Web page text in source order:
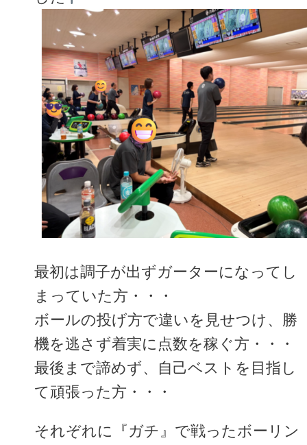
最初は調子が出ずガーターになってし
まっていた方・・・
ボールの投げ方で違いを見せつけ、勝
機を逃さず着実に点数を稼ぐ方・・・
最後まで諦めず、自己ベストを目指し
て頑張った方・・・
それぞれに『ガチ』で戦ったボーリン